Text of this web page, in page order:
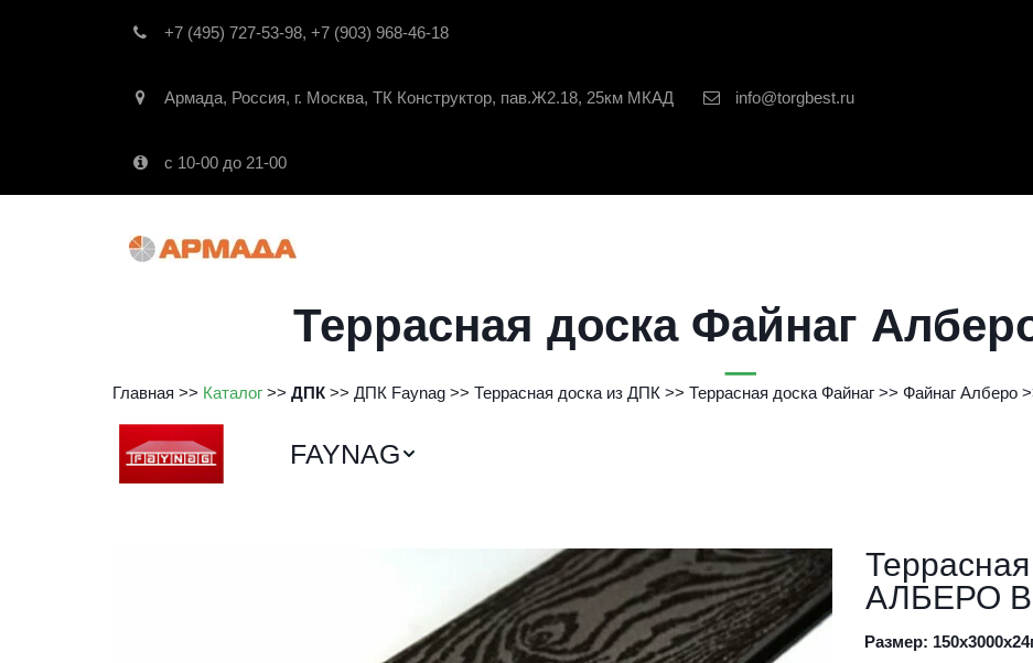
+7 (495) 727-53-98, +7 (903) 968-46-18
Армада, Россия, г. Москва, ТК Конструктор, пав.Ж2.18, 25км МКАД info@torgbest.ru
с 10-00 до 21-00
Террасная доска Файнаг
Главная >> Каталог >> ДПК >> ДПК Faynag >> Террасная доска из ДПК >> Террасная доска Файнаг >> Файнаг Алберо
FAYNAG
АЛБЕРО
Размер: